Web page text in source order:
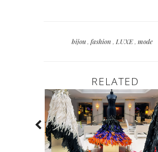
bijou, fashion , LUXE, mode
RELATED